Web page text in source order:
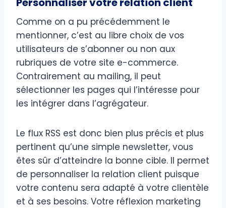
Comme on a pu précédemment le
mentionner, c’est au libre choix de vos
utilisateurs de s’abonner ou non aux
rubriques de votre site e-commerce.
Contrairement au mailing, il peut
sélectionner les pages qui l’intéresse pour
les intégrer dans l’agrégateur.
Le flux RSS est donc bien plus précis et plus
pertinent qu’une simple newsletter, vous
êtes sûr d’atteindre la bonne cible. Il permet
de personnaliser la relation client puisque
votre contenu sera adapté à votre clientèle
et à ses besoins. Votre réflexion marketing